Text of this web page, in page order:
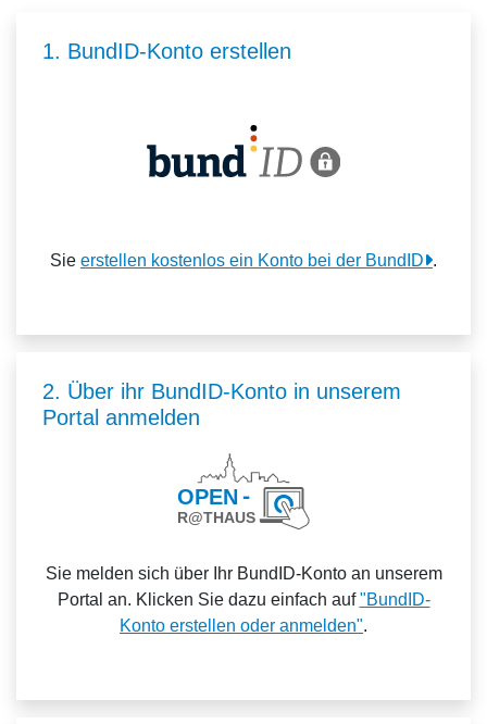
1. BundID-Konto erstellen
Sie erstellen kostenlos ein Konto bei der BundID .
2. Über ihr BundID-Konto in unserem
Portal anmelden
Sie melden sich über Ihr BundID-Konto an unserem
Portal an. Klicken Sie dazu einfach auf"BundID-
Konto erstellen oder anmelden".